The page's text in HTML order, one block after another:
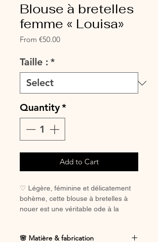
Blouse à bretelles
femme « Louisa»
From €50.00Sale
Taille : *
Quantity*
Add to Cart
♡ Légère, féminine et délicatement
bohème, cette blouse à bretelles à
nouer est une véritable ode à la
Son tissu fluide caresse la peau avec
🌸 Matière & fabrication